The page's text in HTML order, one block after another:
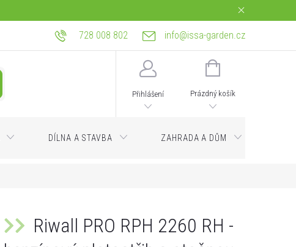
728 008 802 info@issa-garden.cz
Reklamace a práva z vadného plnění Bagrování a zemní práce
Přihlášení
NÁKUPNÍ
Prázdný košík
DÍLNA A STAVBA ZAHRADA A DŮM
Riwall PRO RPH 2260 RH -